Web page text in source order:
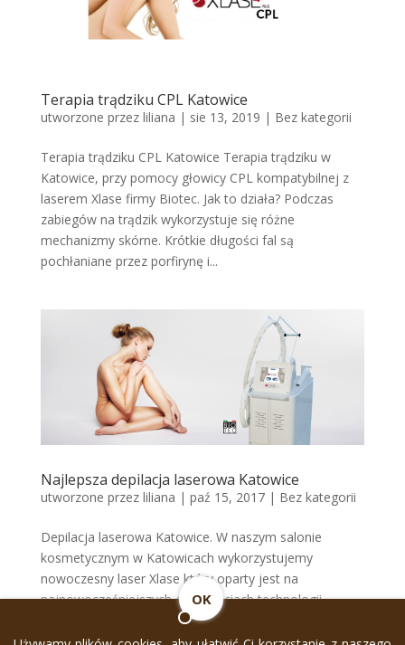
Terapia trądziku CPL Katowice
utworzone przez liliana | sie 13, 2019 | Bez kategorii
Terapia trądziku CPL Katowice Terapia trądziku w
Katowice, przy pomocy głowicy CPL kompatybilnej z
laserem Xlase firmy Biotec. Jak to działa? Podczas
zabiegów na trądzik wykorzystuje się różne
mechanizmy skórne. Krótkie długości fal są
pochłaniane przez porfirynę i...
Najlepsza depilacja laserowa Katowice
utworzone przez liliana | paź 15, 2017| Bez kategorii
Depilacja laserowa Katowice. W naszym salonie
kosmetycznym w Katowicach wykorzystujemy
nowoczesny laser Xlase który oparty jest na
najnowocześniejszych osiągnięciach technologii
laserowej. Depilacja laserowa Katowice : Fotoepilacja
inaczej trwała depilacja laserowa,...
OK